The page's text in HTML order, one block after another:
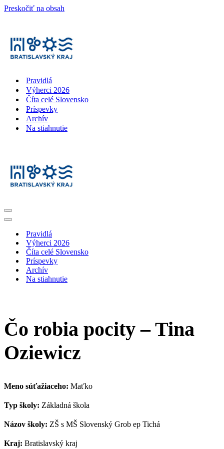
Preskočiť na obsah
Pravidlá
Výherci 2026
Číta celé Slovensko
Príspevky
Archív
Na stiahnutie
Menu
navigácie
Menu
navigáciePravidlá
Výherci 2026
Číta celé Slovensko
Príspevky
Archív
Na stiahnutie
Čo robia pocity – Tina
Oziewicz
Meno súťažiaceho: Maťko
Typ školy: Základná škola
Názov školy: ZŠ s MŠ Slovenský Grob ep Tichá
Kraj: Bratislavský kraj